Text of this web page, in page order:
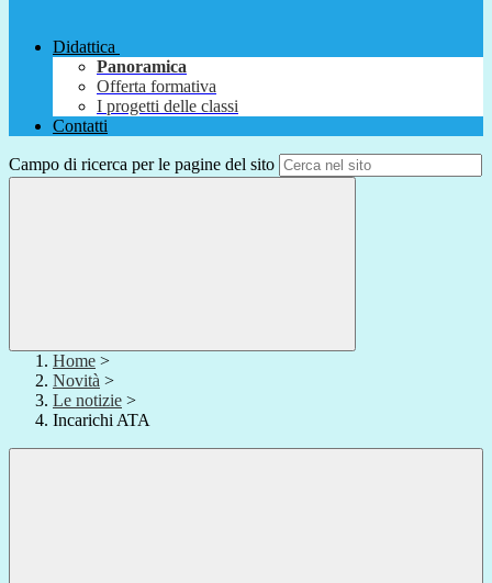
Didattica
Panoramica
Offerta formativa
I progetti delle classi
Contatti
Campo di ricerca per le pagine del sito
Home >
Novità >
Le notizie >
Incarichi ATA